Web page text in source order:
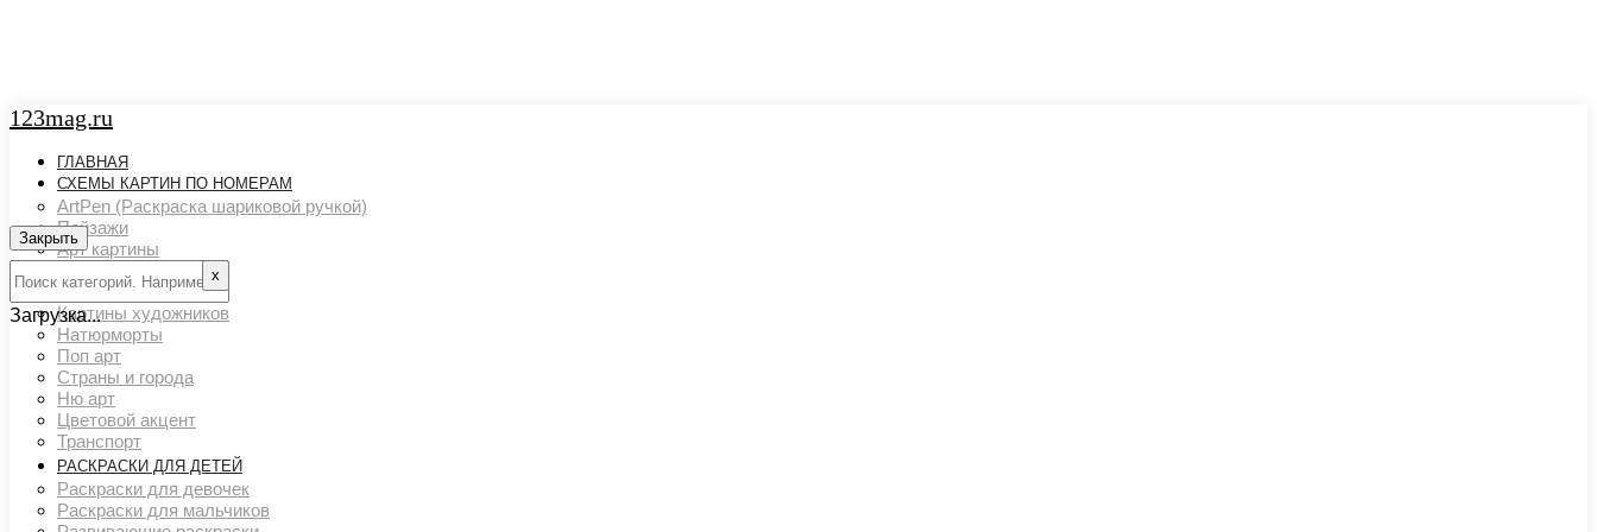
123mag.ru
ГЛАВНАЯ
СХЕМЫ КАРТИН ПО НОМЕРАМ
ArtPen (Раскраска шариковой ручкой)
Пейзажи
Арт картины
Люди
Картины художников
Натюрморты
Поп арт
Страны и города
Ню арт
Цветовой акцент
Транспорт
РАСКРАСКИ ДЛЯ ДЕТЕЙ
Раскраски для девочек
Раскраски для мальчиков
Закрыть
х
Загрузка...